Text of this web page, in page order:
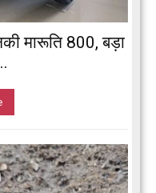
मारूति 800, बड़ा